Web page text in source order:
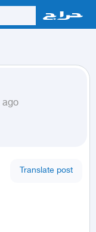
ago
Translate post